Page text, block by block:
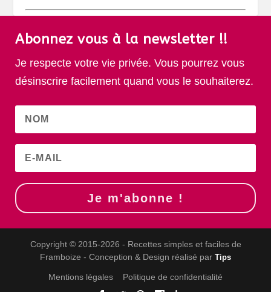
Abonnez vous à la newsletter !!
Je respecte votre vie privée. Vous pourrez vous
désinscrire facilement quand vous le souhaiterez.
Je m'abonne !
Copyright © 2015-2026 - Recettes simples et faciles de
Framboize - Conception & Design réalisé par Tips
Mentions légales Politique de confidentialité